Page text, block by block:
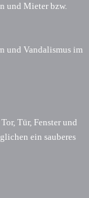
und Mieter bzw.
und Vandalismus im
Tür, Fenster und
ein sauberes